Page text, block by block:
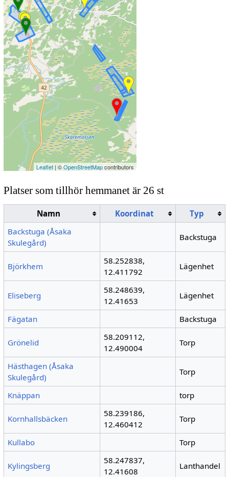
Leaflet | ©OpenStreetMapcontributors
Platser som tillhör hemmanet är 26 st
Namn Koordinat
Typ
Backstuga (Åsaka
Skulegård)
Backstuga
Björkhem
58.252838,
12.411792
Lägenhet
Eliseberg
58.248639,
12.41653
Lägenhet
Fägatan Backstuga
Grönelid
58.209112,
12.490004
Torp
Hästhagen (Åsaka
Skulegård)
Torp
Knäppan torp
Kornhallsbäcken
58.239186,
12.460412
Torp
Kullabo Torp
Kylingsberg
58.247837,
12.41608
Lanthandel